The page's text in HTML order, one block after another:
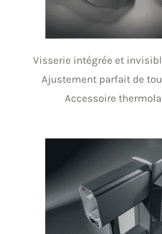
Visserie intégrée et
Ajustement parfait de
Accessoire